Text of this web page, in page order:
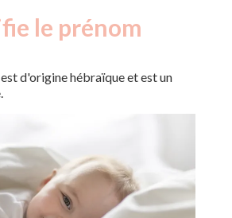
le prénom
d'origine hébraïque et est un